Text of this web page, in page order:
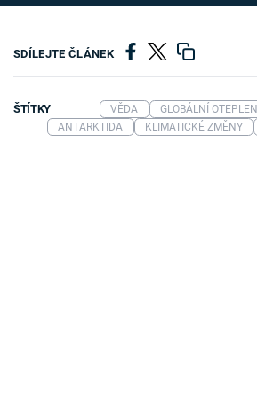
SDÍLEJTE ČLÁNEK
ŠTÍTKY VĚDA GLOBÁLNÍ OTEPLENÍ
ANTARKTIDA
KLIMATICKÉ ZMĚNY